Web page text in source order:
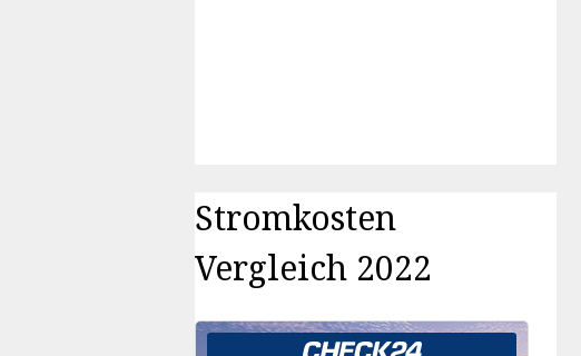
Stromkosten
Vergleich 2022